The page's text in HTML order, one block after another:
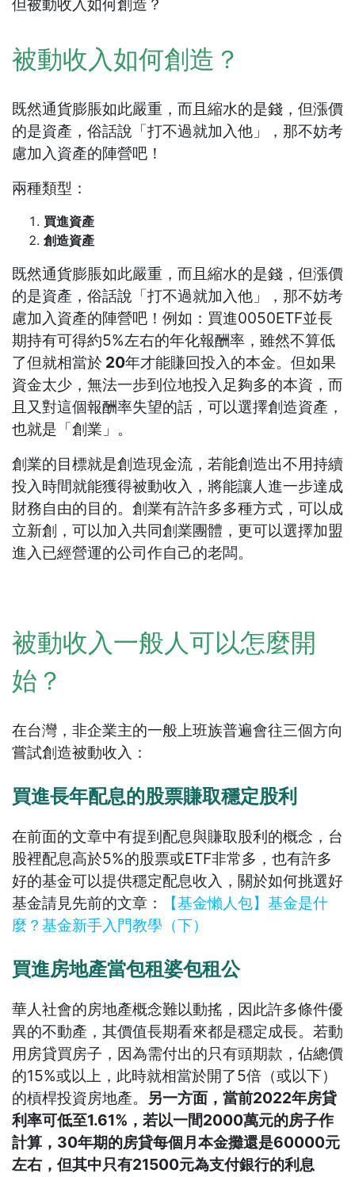
但被動收入如何創造？
被動收入如何創造？
既然通貨膨脹如此嚴重，而且縮水的是錢，但漲價
的是資產，俗話說「打不過就加入他」，那不妨考
慮加入資產的陣營吧！
兩種類型：
買進資產
創造資產
既然通貨膨脹如此嚴重，而且縮水的是錢，但漲價
的是資產，俗話說「打不過就加入他」，那不妨考
慮加入資產的陣營吧！例如：買進0050ETF並長
期持有可得約5%左右的年化報酬率，雖然不算低
了但就相當於 20年才能賺回投入的本金。但如果
資金太少，無法一步到位地投入足夠多的本資，而
且又對這個報酬率失望的話，可以選擇創造資產，
也就是「創業」。
創業的目標就是創造現金流，若能創造出不用持續
投入時間就能獲得被動收入，將能讓人進一步達成
財務自由的目的。創業有許許多多種方式，可以成
立新創，可以加入共同創業團體，更可以選擇加盟
進入已經營運的公司作自己的老闆。
被動收入一般人可以怎麼開
始？
在台灣，非企業主的一般上班族普遍會往三個方向
嘗試創造被動收入：
買進長年配息的股票賺取穩定股利
在前面的文章中有提到配息與賺取股利的概念，台
股裡配息高於5%的股票或ETF非常多，也有許多
好的基金可以提供穩定配息收入，關於如何挑選好
基金請見先前的文章：
【基金懶人包】基金是什
麼？基金新手入門教學（下）
買進房地產當包租婆包租公
華人社會的房地產概念難以動搖，因此許多條件優
異的不動產，其價值長期看來都是穩定成長。若動
用房貸買房子，因為需付出的只有頭期款，佔總價
的15%或以上，此時就相當於開了5倍（或以下）
的槓桿投資房地產。 另一方面，當前2022年房貸
利率可低至1.61%，若以一間2000萬元的房子作
計算，30年期的房貸每個月本金攤還是60000元
左右，但其中只有21500元為支付銀行的利息